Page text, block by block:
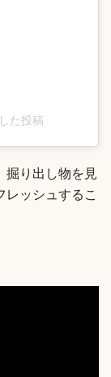
た投稿
り出し物を見
ッシュするこ